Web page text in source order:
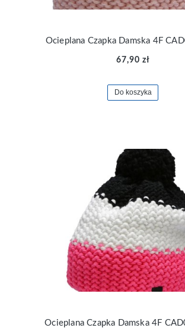
Ocieplana Czapka Damska 4F
67,90 zł
Do koszyka
Ocieplana Czapka Damska 4F